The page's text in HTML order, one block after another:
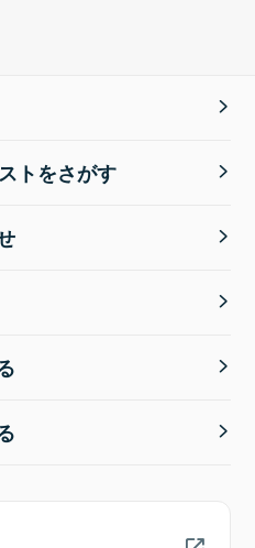
トをさがす